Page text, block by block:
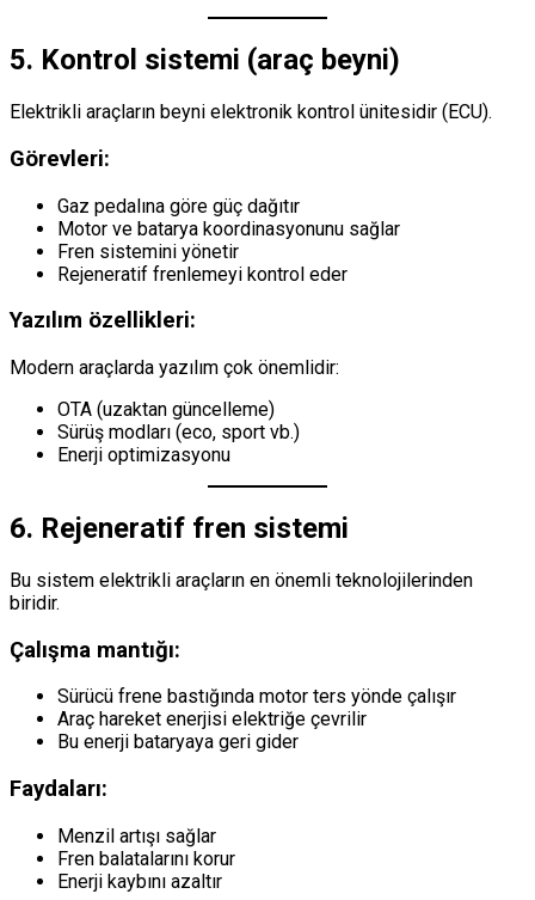
5. Kontrol sistemi (araç beyni)
Elektrikli araçların beyni elektronik kontrol ünitesidir (ECU).
Görevleri:
Gaz pedalına göre güç dağıtır
Motor ve batarya koordinasyonunu sağlar
Fren sistemini yönetir
Rejeneratif frenlemeyi kontrol eder
Yazılım özellikleri:
Modern araçlarda yazılım çok önemlidir:
OTA (uzaktan güncelleme)
Sürüş modları (eco, sport vb.)
Enerji optimizasyonu
6. Rejeneratif fren sistemi
Bu sistem elektrikli araçların en önemli teknolojilerinden
biridir.
Çalışma mantığı:
Sürücü frene bastığında motor ters yönde çalışır
Araç hareket enerjisi elektriğe çevrilir
Bu enerji bataryaya geri gider
Faydaları:
Menzil artışı sağlar
Fren balatalarını korur
Enerji kaybını azaltır